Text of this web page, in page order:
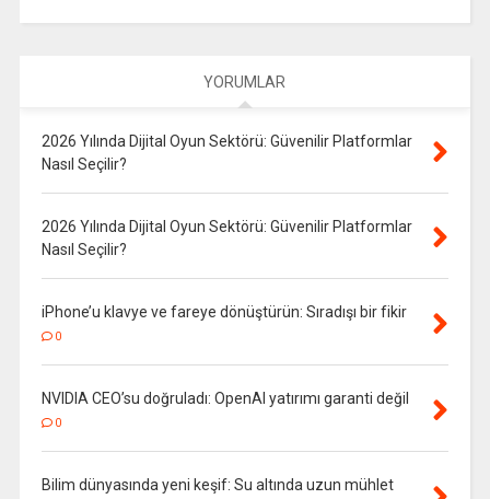
YORUMLAR
2026 Yılında Dijital Oyun Sektörü: Güvenilir Platformlar
Nasıl Seçilir?
2026 Yılında Dijital Oyun Sektörü: Güvenilir Platformlar
Nasıl Seçilir?
iPhone’u klavye ve fareye dönüştürün: Sıradışı bir fikir
0
NVIDIA CEO’su doğruladı: OpenAI yatırımı garanti değil
0
Bilim dünyasında yeni keşif: Su altında uzun mühlet